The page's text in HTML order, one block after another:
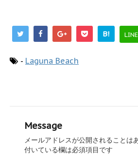
B!
- Laguna Beach
Message
メールアドレスが公開されることは
付いている欄は必須項目です